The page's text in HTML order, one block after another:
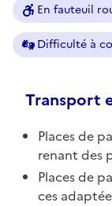
En fauteuil
Difficulté à
Transport
Places de
renant des
Places de
ces